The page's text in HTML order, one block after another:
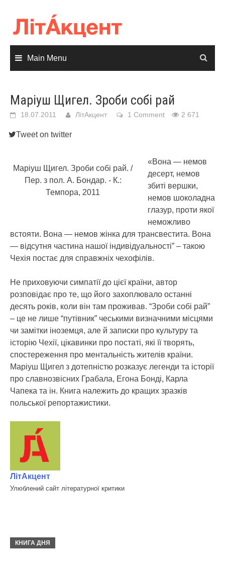
content
Main Menu
Маріуш Щигел. Зроби собі рай
18.07.2011 ЛітАкцент 1 Comment 2 671
Tweet on twitter
Маріуш Щигел. Зроби собі рай. /
Пер. з пол. А. Бондар. - К.:
Темпора, 2011
«Вона — немов
десерт, немов
збиті вершки,
немов шоколадна
глазур, проти якої
неможливо
встояти. Вона — немов жінка для трансвестита. Вона
— відсутня частина нашої індивідуальності” – такою
Чехія постає для справжніх чехофілів.
Не приховуючи симпатії до цієї країни, автор
розповідає про те, що його захоплювало останні
десять років, коли він там проживав. “Зроби собі рай”
– це не лише “путівник” чеськими визначними місцями
чи замітки іноземця, але й записки про культуру та
історію Чехії, цікавинки про постаті, які її творять,
спостереження про ментальність жителів країни.
Маріуш Щигел з дотепністю розказує легенди та історії
про славнозвісних Грабала, Егона Бонді, Карла
Чапека та ін. Книга належить до кращих зразків
польської репортажистики.
ЛітАкцент
Улюблений сайт літературної критики
КНИГА ДНЯ